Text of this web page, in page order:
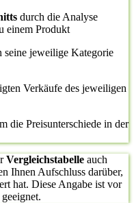
durch die Analyse
einem Produkt
jeweilige Kategorie
Verkäufe des jeweiligen
die Preisunterschiede in der
Vergleichstabelle auch
Ihnen Aufschluss darüber,
hat. Diese Angabe ist vor